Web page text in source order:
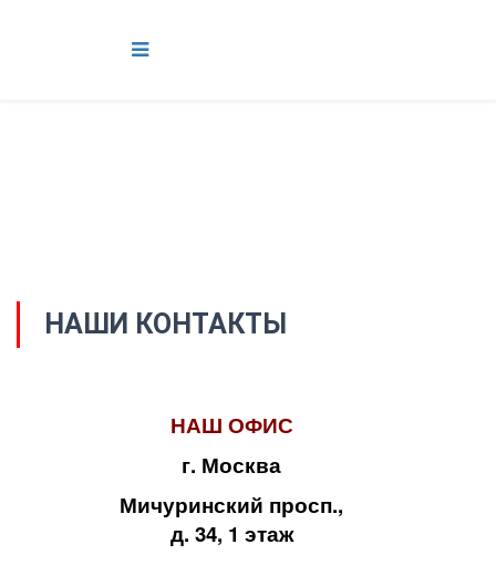
НАШИ КОНТАКТЫ
НАШ ОФИС
г. Москва
Мичуринский просп.,
д. 34, 1 этаж